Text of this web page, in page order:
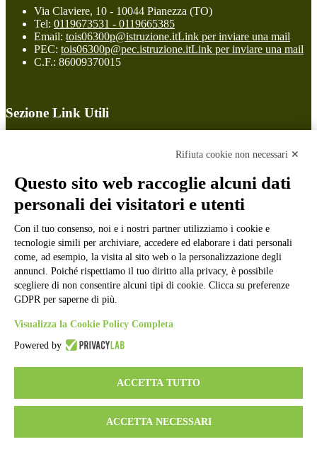
Via Claviere, 10 - 10044 Pianezza (TO)
Tel: 0119673531 - 0119665385
Email: tois06300p@istruzione.itLink per inviare una mail
PEC: tois06300p@pec.istruzione.itLink per inviare una mail
C.F.: 86009370015
Sezione Link Utili
Ufficio Relazioni con il Pubblico
Dichiarazione di accessibilità
Obiettivi di accessibilità
Gestione consensi cookie
Amministrazione trasparente
Pagina visualizzata
284292volte
Sezione Copyright
Copyright 2026 | Engineered and powered by Gruppo Spaggiari
Parma S.p.A. | Divisione Publishing & New Social Media
Rifiuta cookie non necessari ✕
Questo sito web raccoglie alcuni dati
personali dei visitatori e utenti
Con il tuo consenso, noi e i nostri partner utilizziamo i cookie e
tecnologie simili per archiviare, accedere ed elaborare i dati personali
come, ad esempio, la visita al sito web o la personalizzazione degli
annunci. Poiché rispettiamo il tuo diritto alla privacy, è possibile
scegliere di non consentire alcuni tipi di cookie. Clicca su preferenze
GDPR per saperne di più.
Visualizza la Cookie Policy Completa
Powered by
ACCETTA TUTTO
ACCETTA NECESSARI